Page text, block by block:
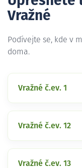
Vražné
Podívejte se, kde v
doma.
Vražné č.ev. 1
Vražné č.ev. 12
Vražné č.ev. 13